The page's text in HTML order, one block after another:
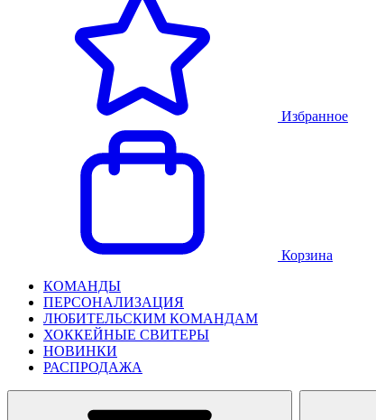
Избранное
Корзина
КОМАНДЫ
ПЕРСОНАЛИЗАЦИЯ
ЛЮБИТЕЛЬСКИМ КОМАНДАМ
ХОККЕЙНЫЕ СВИТЕРЫ
НОВИНКИ
РАСПРОДАЖА